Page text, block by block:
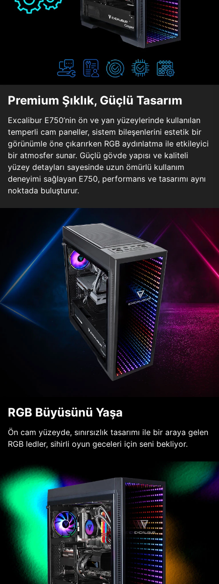
Premium Şıklık, Güçlü Tasarım
Excalibur E750’nin ön ve yan yüzeylerinde kullanılan
temperli cam paneller, sistem bileşenlerini estetik bir
görünümle öne çıkarırken RGB aydınlatma ile etkileyici
bir atmosfer sunar. Güçlü gövde yapısı ve kaliteli
yüzey detayları sayesinde uzun ömürlü kullanım
deneyimi sağlayan E750, performans ve tasarımı aynı
noktada buluşturur.
RGB Büyüsünü Yaşa
Ön cam yüzeyde, sınırsızlık tasarımı ile bir araya gelen
RGB ledler, sihirli oyun geceleri için seni bekliyor.